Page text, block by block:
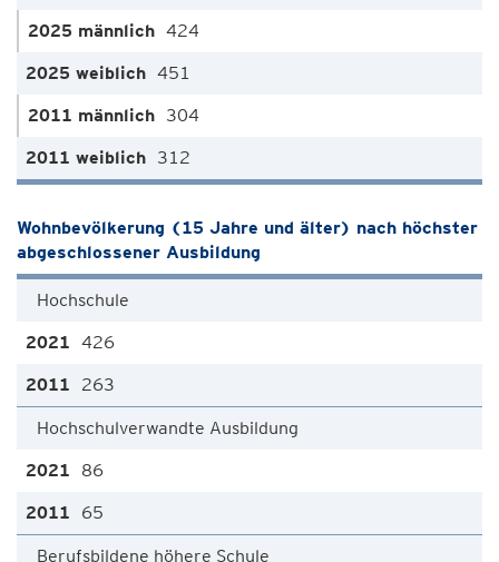
424
451
304
312
Wohnbevölkerung (15 Jahre und älter) nach höchster
abgeschlossener Ausbildung
Hochschule
426
263
Hochschulverwandte Ausbildung
86
65
Berufsbildene höhere Schule